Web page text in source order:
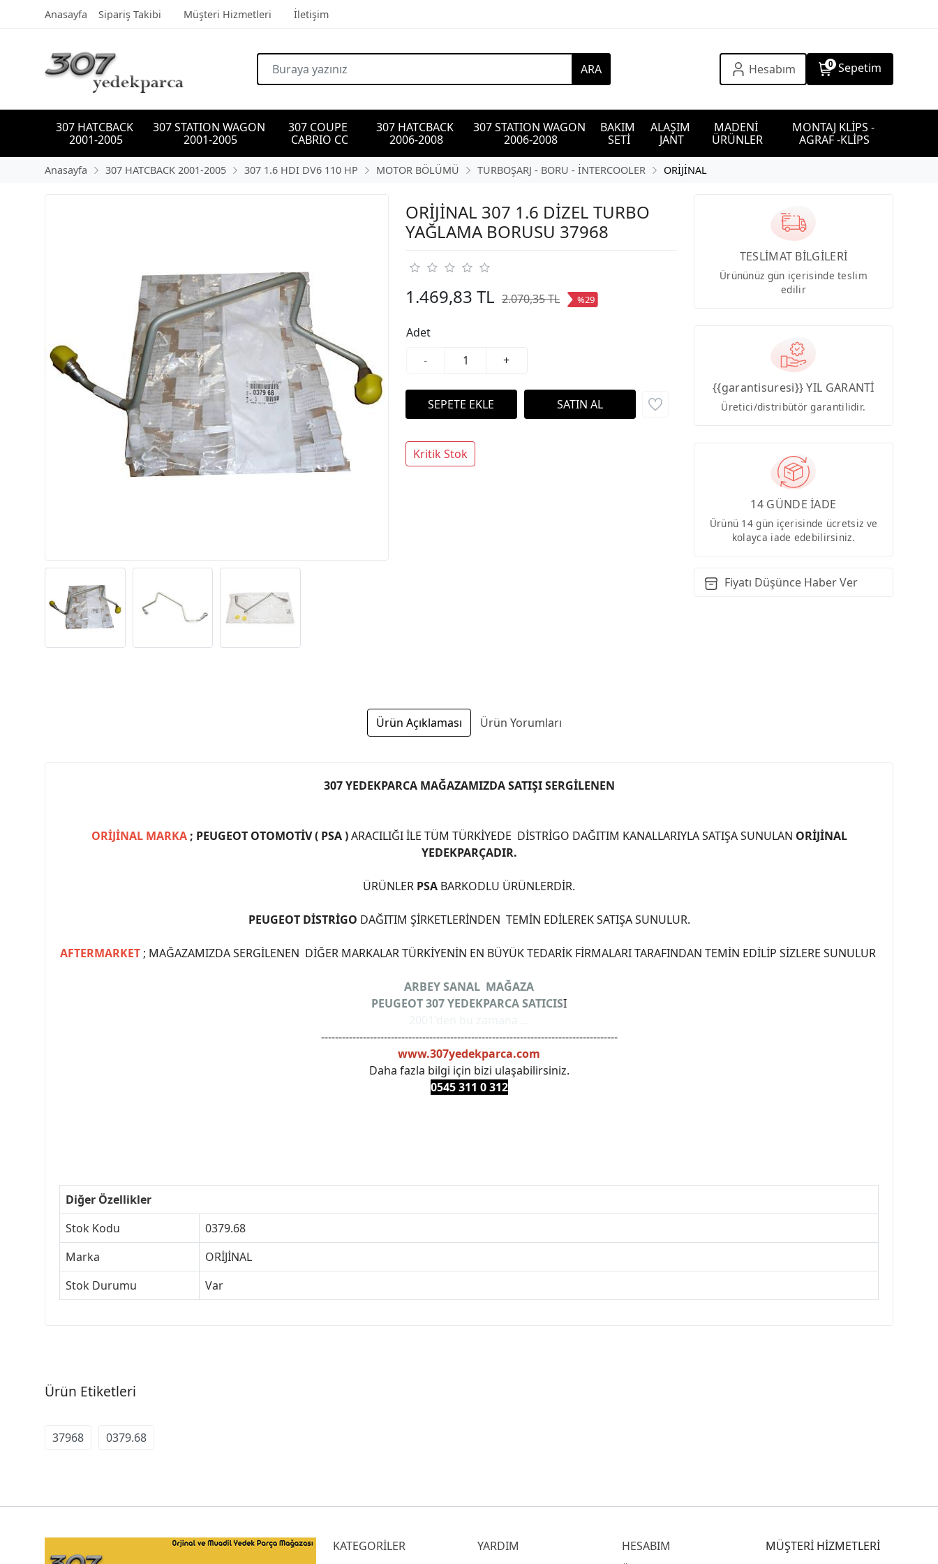
Anasayfa Sipariş Takibi Müşteri Hizmetleri İletişim
ARA Hesabım 0 Sepetim
307 HATCBACK
2001-2005
307 STATION WAGON
2001-2005
307 COUPE
CABRIO CC
307 HATCBACK
2006-2008
307 STATION WAGON
2006-2008
BAKIM
SETİ
ALAŞIM
JANT
MADENİ
ÜRÜNLER
MONTAJ KLİPS -
AGRAF -KLİPS
Anasayfa 307 HATCBACK 2001-2005 307 1.6 HDI DV6 110 HP MOTOR BÖLÜMÜ TURBOŞARJ - BORU - İNTERCOOLER ORİJİNAL
ORİJİNAL 307 1.6 DİZEL TURBO
YAĞLAMA BORUSU 37968
1.469,83 TL 2.070,35 TL %29
Adet
-
+
Kritik Stok
TESLİMAT BİLGİLERİ
Ürününüz gün içerisinde teslim
edilir
{{garantisuresi}} YIL GARANTİ
Üretici/distribütör garantilidir.
14 GÜNDE İADE
Ürünü 14 gün içerisinde ücretsiz ve
kolayca iade edebilirsiniz.
Fiyatı Düşünce Haber Ver
Ürün Açıklaması Ürün Yorumları
307 YEDEKPARCA MAĞAZAMIZDA SATIŞI SERGİLENEN
ORİJİNAL MARKA; PEUGEOT OTOMOTİV ( PSA )ARACILIĞI İLE TÜM TÜRKİYEDE DİSTRİGO DAĞITIM KANALLARIYLA SATIŞA SUNULAN ORİJİNAL
YEDEKPARÇADIR.
ÜRÜNLER PSA BARKODLU ÜRÜNLERDİR.
PEUGEOT DİSTRİGO DAĞITIM ŞİRKETLERİNDEN TEMİN EDİLEREK SATIŞA SUNULUR.
AFTERMARKET ; MAĞAZAMIZDA SERGİLENEN DİĞER MARKALAR TÜRKİYENİN EN BÜYÜK TEDARİK FİRMALARI TARAFINDAN TEMİN EDİLİP SİZLERE SUNULUR
ARBEY SANAL MAĞAZA
PEUGEOT 307 YEDEKPARCA SATICISI
-------------------------------------------------------------------------------------
www.307yedekparca.com
Daha fazla bilgi için bizi ulaşabilirsiniz.
0545 311 0 312
Diğer Özellikler
Stok Kodu
0379.68
Marka
ORİJİNAL
Stok Durumu
Var
Ürün Etiketleri
37968 0379.68
KATEGORİLER YARDIM HESABIM MÜŞTERİ HİZMETLERİ